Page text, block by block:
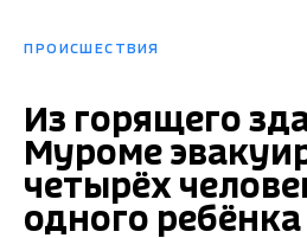
ПРОИСШЕСТВИЯ
Из горящего
Муроме
четырёх
одного ребёнка